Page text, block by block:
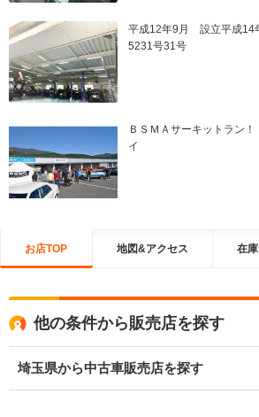
平成12年9月 設立平成
5231号31号
ＢＳＭＡサーキットラン
イ
お店TOP 地図&アクセス 在
他の条件から販売店を探す
埼玉県から中古車販売店を探す